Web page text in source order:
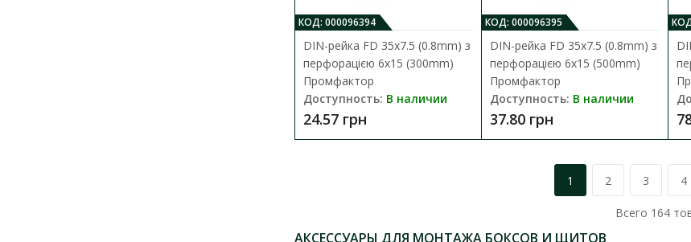
57.06 грн
DIN-рейка 11 см (6 модулей)
Доступность: В наличии
DIN-рейка - металлический профиль,
организации электротехнических
КОД: 000096394
DIN-рейка FD 35x7.5 (0.8mm) з
перфорацією 6x15 (300mm)
Промфактор
Доступность: В наличии
24.57 грн
КОД: 000096395
DIN-рейка FD 35x7.5 (0.8mm) з
перфорацією 6x15 (500mm)
Промфактор
Доступность: В наличии
37.80 грн
1 2 3 4
Всего 164
АКСЕССУАРЫ ДЛЯ МОНТАЖА БОКСОВ И ЩИТОВ